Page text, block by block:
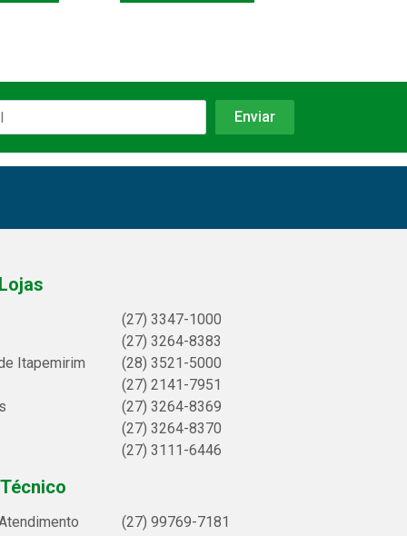
(27) 3347-1000
(27) 3264-8383
Itapemirim
(28) 3521-5000
(27) 2141-7951
(27) 3264-8369
(27) 3264-8370
(27) 3111-6446
(27) 99769-7181